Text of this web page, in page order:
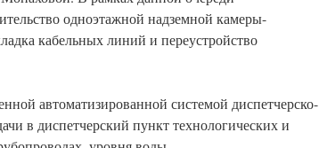
одноэтажной надземной камеры-
кабельных линий и переустройство
автоматизированной системой диспетчерско-
в диспетчерский пункт технологических и